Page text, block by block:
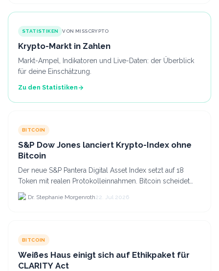
STATISTIKEN VON MISSCRYPTO
Krypto-Markt in Zahlen
Markt-Ampel, Indikatoren und Live-Daten: der Überblick
für deine Einschätzung.
Zu den Statistiken
BITCOIN
S&P Dow Jones lanciert Krypto-Index ohne
Bitcoin
Der neue S&P Pantera Digital Asset Index setzt auf 18
Token mit realen Protokolleinnahmen. Bitcoin scheidet
aufgrund fehlender Erträge für Halter aus dem.
Dr. Stephanie Morgenroth22. Jul 2026
BITCOIN
Weißes Haus einigt sich auf Ethikpaket für
CLARITY Act